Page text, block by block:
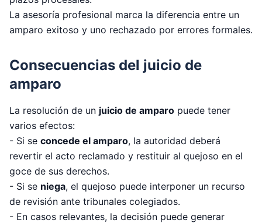
La asesoría profesional marca la diferencia entre un
amparo exitoso y uno rechazado por errores formales.
Consecuencias del juicio de
amparo
La resolución de un juicio de amparo puede tener
varios efectos:
- Si se concede el amparo, la autoridad deberá
revertir el acto reclamado y restituir al quejoso en el
goce de sus derechos.
- Si se niega, el quejoso puede interponer un recurso
de revisión ante tribunales colegiados.
- En casos relevantes, la decisión puede generar